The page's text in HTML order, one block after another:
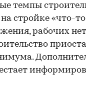
темпы
стройке «что-
рабочих нет